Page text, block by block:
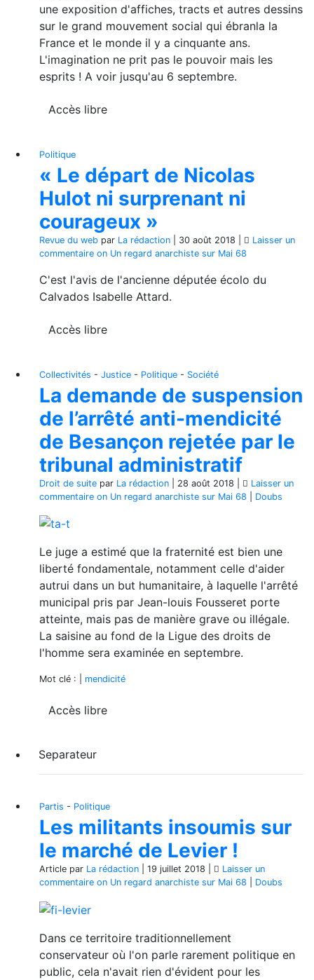
une exposition d'affiches, tracts et autres dessins
sur le grand mouvement social qui ébranla la
France et le monde il y a cinquante ans.
L'imagination ne prit pas le pouvoir mais les
esprits ! A voir jusqu'au 6 septembre.
Accès libre
Politique
« Le départ de Nicolas
Hulot ni surprenant ni
courageux »
Revue du web par La rédaction 30 août 2018
Laisser un
commentaire on Un regard anarchiste sur Mai 68
C'est l'avis de l'ancienne députée écolo du
Calvados Isabelle Attard.
Accès libre
Collectivités - Justice - Politique - Société
La demande de suspension
de l’arrêté anti-mendicité
de Besançon rejetée par le
tribunal administratif
Droit de suite par La rédaction 28 août 2018
Laisser un
commentaire on Un regard anarchiste sur Mai 68 Doubs
Le juge a estimé que la fraternité est bien une
liberté fondamentale, notamment celle d'aider
autrui dans un but humanitaire, à laquelle l'arrêté
municipal pris par Jean-louis Fousseret porte
atteinte, mais pas de manière grave ou illégale.
La saisine au fond de la Ligue des droits de
l'homme sera examinée en septembre.
Mot clé : | mendicité
Accès libre
Separateur
Partis - Politique
Les militants insoumis sur
le marché de Levier !
Article par La rédaction 19 juillet 2018
Laisser un
commentaire on Un regard anarchiste sur Mai 68 Doubs
Dans ce territoire traditionnellement
conservateur où l'on parle rarement politique en
public, cela n'avait rien d'évident pour les